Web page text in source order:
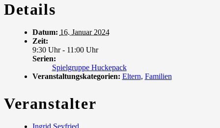
Details
Datum: 16. Januar 2024
Zeit:
9:30 Uhr - 11:00 Uhr
Serien:
Spielgruppe Huckepack
Veranstaltungskategorien: Eltern, Familien
Veranstalter
Ingrid Seyfried